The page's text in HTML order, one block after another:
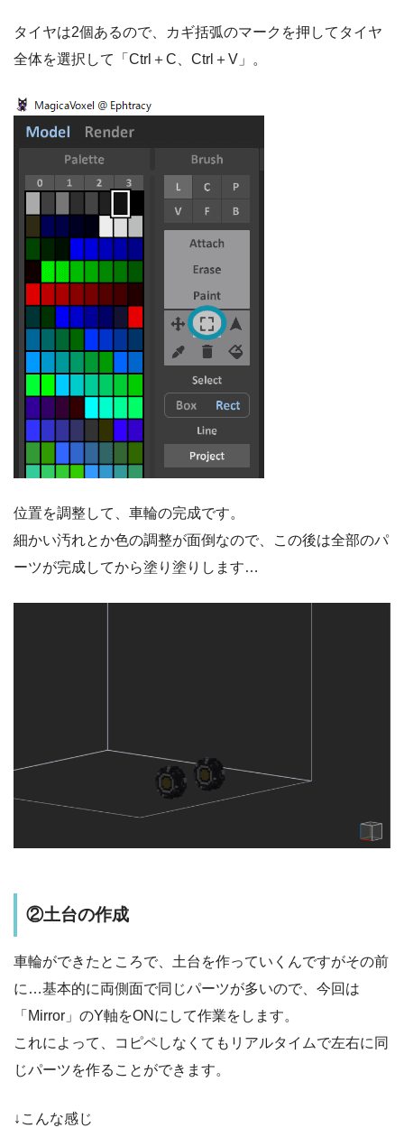
タイヤは2個あるので、カギ括弧のマークを押してタイヤ
全体を選択して「Ctrl＋C、Ctrl＋V」。
位置を調整して、車輪の完成です。
細かい汚れとか色の調整が面倒なので、この後は全部のパ
ーツが完成してから塗り塗りします…
②土台の作成
車輪ができたところで、土台を作っていくんですがその前
に…基本的に両側面で同じパーツが多いので、今回は
「Mirror」のY軸をONにして作業をします。
これによって、コピペしなくてもリアルタイムで左右に同
じパーツを作ることができます。
↓こんな感じ